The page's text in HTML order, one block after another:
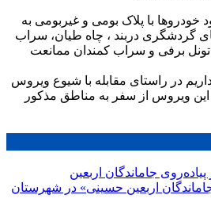
با پلاک بومی و غیربومی به
گردشگری دربند ، چاه طیان، سراب
برفی و سراب کمندان ممانعت
در راستای مقابله با شیوع ویروس
این ویروس از سفر به مناطق مذکور
جاماندگان اربعین
اربعین حسینی» در شهرستان